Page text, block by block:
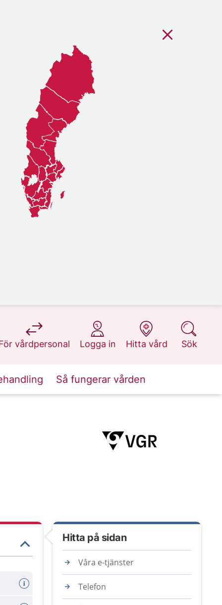
vårdpersonal
på 1177.se
Logga in
på 1177.se
Hitta vård
på 1177.se
Sök
på 1177.se
Så fungerar vården
Hitta på sidan
Våra e-tjänster
Telefon